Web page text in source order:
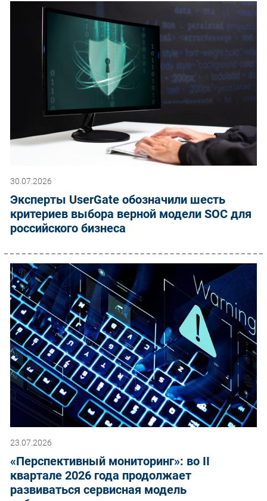
30.07.2026
Эксперты UserGate обозначили шесть
критериев выбора верной модели SOC для
российского бизнеса
23.07.2026
«Перспективный мониторинг»: во II
квартале 2026 года продолжает
развиваться сервисная модель